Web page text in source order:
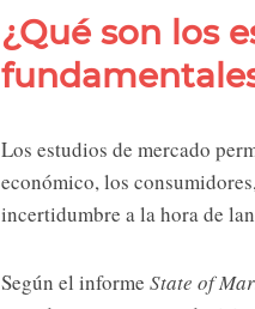
¿Qué son los
Los estudios de mercado
económico, los
incertidumbre a la hora de
Según el informe State of